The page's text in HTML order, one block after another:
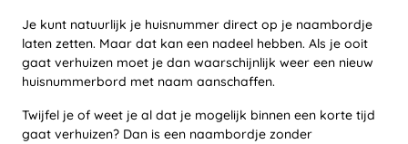
Je kunt natuurlijk je huisnummer direct op je naambordje
laten zetten. Maar dat kan een nadeel hebben. Als je ooit
gaat verhuizen moet je dan waarschijnlijk weer een nieuw
huisnummerbord met naam aanschaffen.
Twijfel je of weet je al dat je mogelijk binnen een korte tijd
gaat verhuizen? Dan is een naambordje zonder